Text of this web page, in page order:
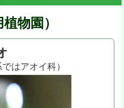
物園）
はアオイ科）